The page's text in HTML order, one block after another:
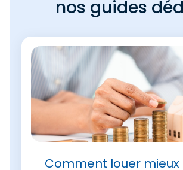
nos guides
Comment louer mieux